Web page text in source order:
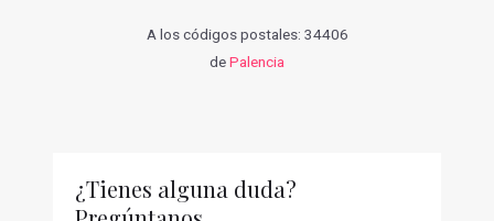
A los códigos postales: 34406
dePalencia
¿Tienes alguna duda?